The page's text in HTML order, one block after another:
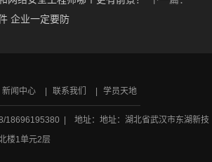
企业一定要防
新闻中心 联系我们 学员天地
18696195380 | 地址：地址：湖北省武汉市东湖新技
楼1单元2层